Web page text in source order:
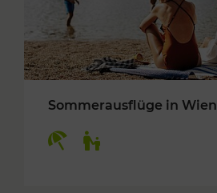
Sommerausflüge in Wien